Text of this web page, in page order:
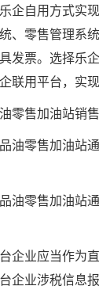
自用方式实现
、零售管理系
发票。选择乐
联用平台，实
售加油站销售
零售加油站通
零售加油站通
业应当作为直
企业涉税信息